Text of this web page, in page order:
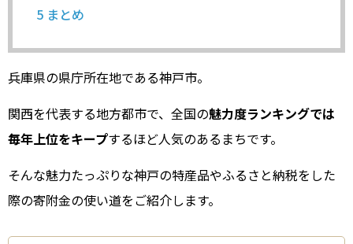
5 まとめ
兵庫県の県庁所在地である神戸市。
関西を代表する地方都市で、全国の魅力度ランキングでは
毎年上位をキープするほど人気のあるまちです。
そんな魅力たっぷりな神戸の特産品やふるさと納税をした
際の寄附金の使い道をご紹介します。